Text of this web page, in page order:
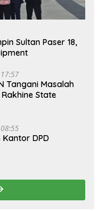
Sultan Paser 18,
Tangani Masalah
State
DPD